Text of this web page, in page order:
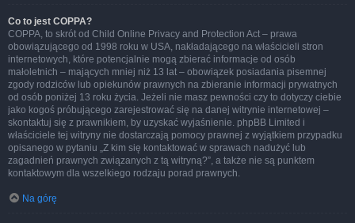
Co to jest COPPA?
COPPA, to skrót od Child Online Privacy and Protection Act – prawa
obowiązującego od 1998 roku w USA, nakładającego na właścicieli stron
internetowych, które potencjalnie mogą zbierać informacje od osób
małoletnich – mających mniej niż 13 lat – obowiązek posiadania pisemnej
zgody rodziców lub opiekunów prawnych na zbieranie informacji prywatnych
od osób poniżej 13 roku życia. Jeżeli nie masz pewności czy to dotyczy ciebie
jako kogoś próbującego zarejestrować się na danej witrynie internetowej –
skontaktuj się z prawnikiem, by uzyskać wyjaśnienie. phpBB Limited i
właściciele tej witryny nie dostarczają pomocy prawnej z wyjątkiem przypadku
opisanego w pytaniu „Z kim się kontaktować w sprawach nadużyć lub
zagadnień prawnych związanych z tą witryną?”, a także nie są punktem
kontaktowym dla wszelkiego rodzaju porad prawnych.
Na górę